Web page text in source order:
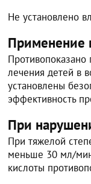
Не установлено
Применение
лечения детей в
установлены
эффективность
При
При тяжелой
меньше 30 мл/
кислоты